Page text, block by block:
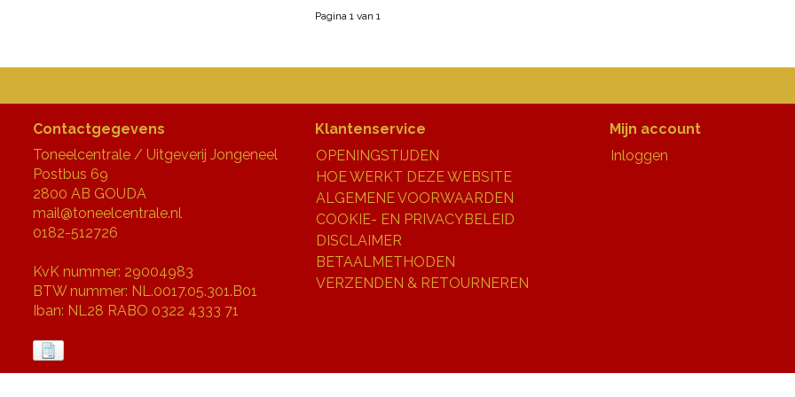
Pagina 1 van 1
Contactgegevens
Toneelcentrale / Uitgeverij Jongeneel
Postbus 69
2800 AB GOUDA
mail@toneelcentrale.nl
0182-512726
KvK nummer: 29004983
BTW nummer: NL.0017.05.301.B01
Iban: NL28 RABO 0322 4333 71
Klantenservice
OPENINGSTIJDEN
HOE WERKT DEZE WEBSITE
ALGEMENE VOORWAARDEN
COOKIE- EN PRIVACYBELEID
DISCLAIMER
BETAALMETHODEN
VERZENDEN & RETOURNEREN
Mijn account
Inloggen